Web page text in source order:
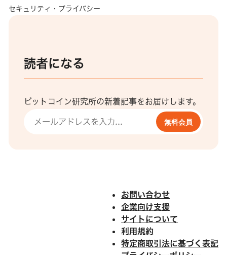
セキュリティ・プライバシー
読者になる
ビットコイン研究所の新着記事をお届けします。
無料会員
お問い合わせ
企業向け支援
サイトについて
利用規約
特定商取引法に基づく表記